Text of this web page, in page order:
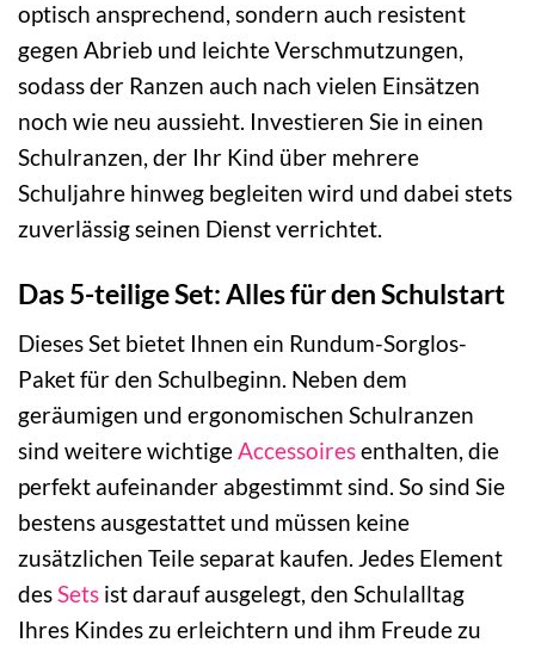
optisch ansprechend, sondern auch resistent
gegen Abrieb und leichte Verschmutzungen,
sodass der Ranzen auch nach vielen Einsätzen
noch wie neu aussieht. Investieren Sie in einen
Schulranzen, der Ihr Kind über mehrere
Schuljahre hinweg begleiten wird und dabei stets
zuverlässig seinen Dienst verrichtet.
Das 5-teilige Set: Alles für den Schulstart
Dieses Set bietet Ihnen ein Rundum-Sorglos-
Paket für den Schulbeginn. Neben dem
geräumigen und ergonomischen Schulranzen
sind weitere wichtigeAccessoiresenthalten, die
perfekt aufeinander abgestimmt sind. So sind Sie
bestens ausgestattet und müssen keine
zusätzlichen Teile separat kaufen. Jedes Element
desSets ist darauf ausgelegt, den Schulalltag
Ihres Kindes zu erleichtern und ihm Freude zu